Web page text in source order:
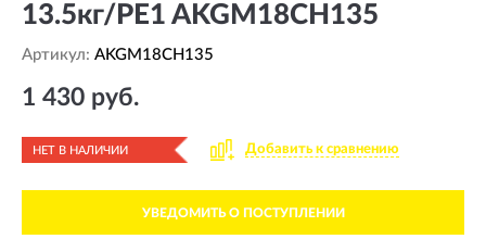
13.5кг/PE1 AKGM18CH135
Артикул: AKGM18CH135
1 430 руб.
НЕТ В НАЛИЧИИ Добавить к сравнению
УВЕДОМИТЬ О ПОСТУПЛЕНИИ